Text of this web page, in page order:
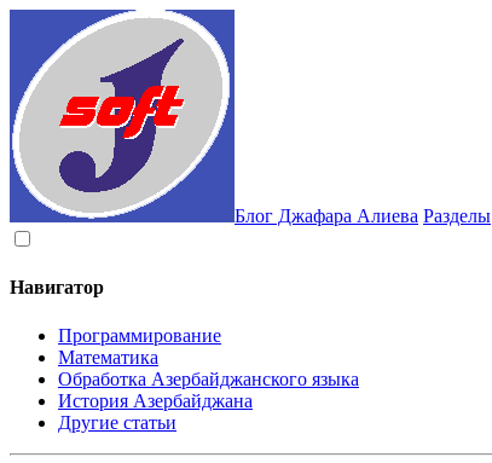
Блог Джафара Алиева Разделы
Навигатор
Программирование
Математика
Обработка Азербайджанского языка
История Азербайджана
Другие статьи